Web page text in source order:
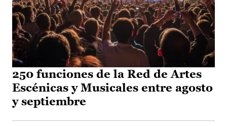
250 funciones de la Red de Artes
Escénicas y Musicales entre agosto
y septiembre